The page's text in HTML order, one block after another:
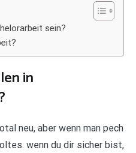
sein?
in
neu, aber wenn man pech
wenn du dir sicher bist,